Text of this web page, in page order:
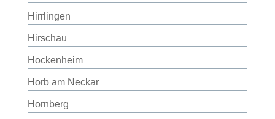
Hirrlingen
Hirschau
Hockenheim
Horb am Neckar
Hornberg